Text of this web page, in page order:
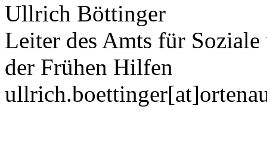
Ullrich Böttinger
Leiter des Amts für
der Frühen Hilfen